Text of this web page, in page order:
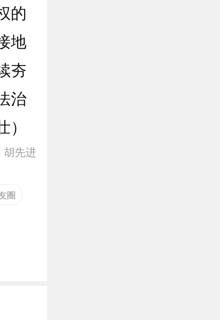
的
地
夯
治
胡先进
圈